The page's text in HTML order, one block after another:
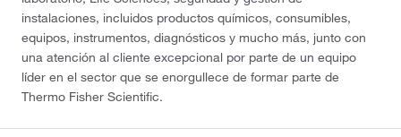
instalaciones, incluidos productos químicos, consumibles,
equipos, instrumentos, diagnósticos y mucho más, junto con
una atención al cliente excepcional por parte de un equipo
líder en el sector que se enorgullece de formar parte de
Thermo Fisher Scientific.